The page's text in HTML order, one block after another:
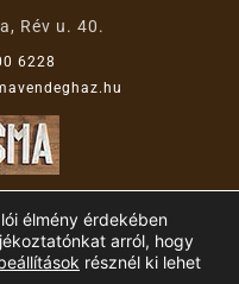
Rév u. 40.
6228
élmény érdekében
arról, hogy
résznél ki lehet